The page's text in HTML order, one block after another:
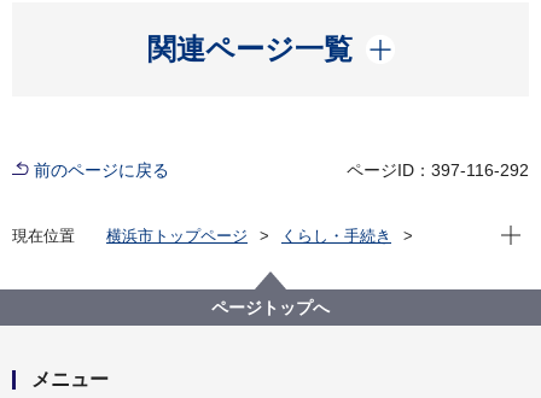
関連ページ一覧
開く
前のページに戻る ページID：397-116-292
現在位置 横浜市トップページ
くらし・手続き
横浜みどりアップ計画
計画の柱３「市民が実感できる緑や花をつくる」
名木古木
名木古木の助成について
現在
ページトップへ
メニュー